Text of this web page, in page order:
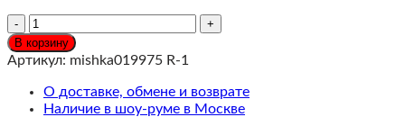
Количество
Санки
двухместные
Plateau,
красные
В корзину
Артикул: mishka019975 R-1
О доставке, обмене и возврате
Наличие в шоу-руме в Москве